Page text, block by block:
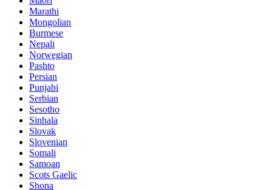
Marathi
Mongolian
Burmese
Nepali
Norwegian
Pashto
Persian
Punjabi
Serbian
Sesotho
Sinhala
Slovak
Slovenian
Somali
Samoan
Scots Gaelic
Shona